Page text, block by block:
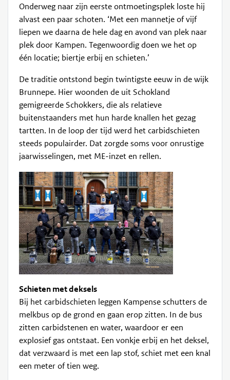
Onderweg naar zijn eerste ontmoetingsplek loste hij
alvast een paar schoten. ‘Met een mannetje of vijf
liepen we daarna de hele dag en avond van plek naar
plek door Kampen. Tegenwoordig doen we het op
één locatie; biertje erbij en schieten.’
De traditie ontstond begin twintigste eeuw in de wijk
Brunnepe. Hier woonden de uit Schokland
gemigreerde Schokkers, die als relatieve
buitenstaanders met hun harde knallen het gezag
tartten. In de loop der tijd werd het carbidschieten
steeds populairder. Dat zorgde soms voor onrustige
jaarwisselingen, met ME-inzet en rellen.
Schieten met deksels
Bij het carbidschieten leggen Kampense schutters de
melkbus op de grond en gaan erop zitten. In de bus
zitten carbidstenen en water, waardoor er een
explosief gas ontstaat. Een vonkje erbij en het deksel,
dat verzwaard is met een lap stof, schiet met een knal
een meter of tien weg.